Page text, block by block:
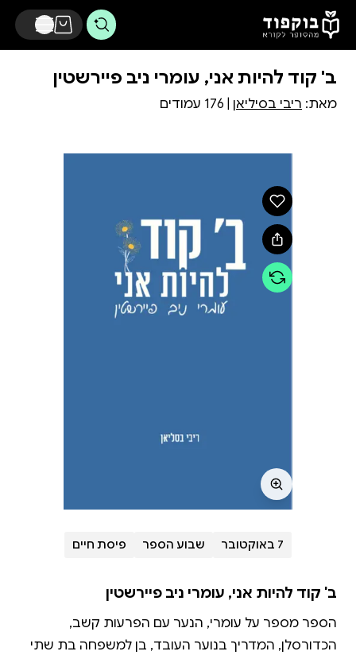
דלג לתוכן הראשי
ב' קוד להיות אני, עומרי ניב פיירשטין
מאת: ריבי בסיליאן
7 באוקטובר שבוע הספר פיסת חיים
ב' קוד להיות אני, עומרי ניב פיירשטין
הספר מספר על עומרי, הנער עם הפרעות קשב,
הכדורסלן, המדריך בנוער העובד, בן למשפחה בת שתי